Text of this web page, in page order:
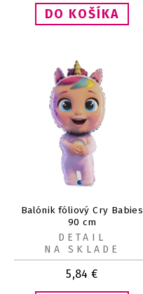
Balónik fóliový Cry Babies
90 cm
5,84 €
DETAIL
NA SKLADE